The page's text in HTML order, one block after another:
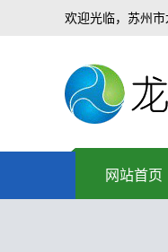
欢迎光临，苏州市
网站首页